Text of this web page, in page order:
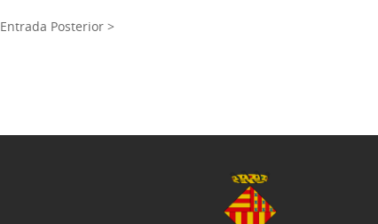
Entrada Posterior >